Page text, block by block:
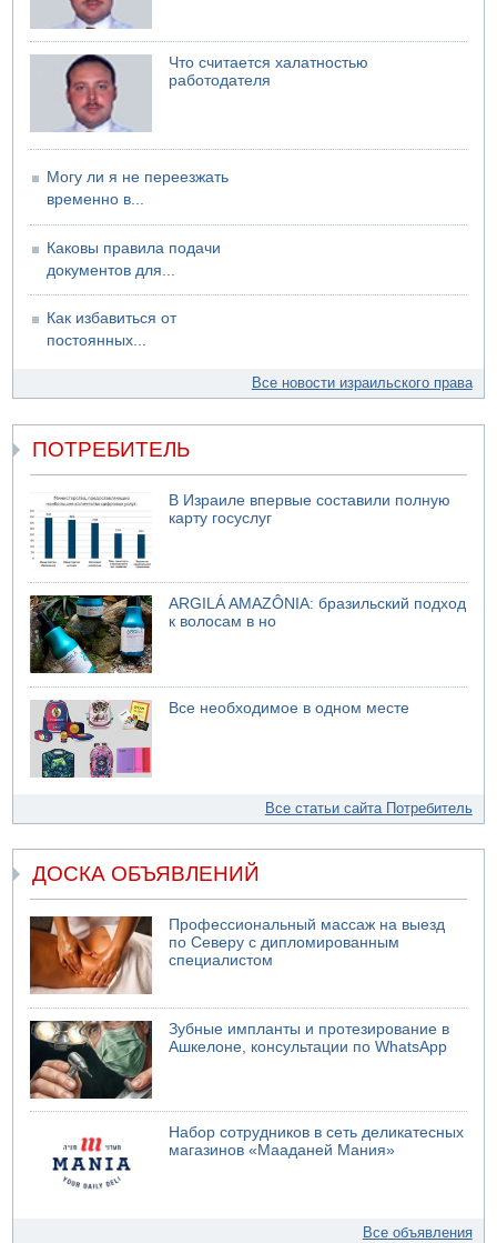
06.08.2026 13:13
Арестованы двое подозреваемых в стрельбе по
электрической компании
06.08.2026 13:07
Возле Кирьят-Арбы пожар на местности
Что считается халатностью
работодателя
Могу ли я не переезжать
временно в...
Каковы правила подачи
документов для...
Как избавиться от
постоянных...
Все новости израильского права
ПОТРЕБИТЕЛЬ
В Израиле впервые составили полную
карту госуслуг
ARGILÁ AMAZÔNIA: бразильский подход
к волосам в но
Все необходимое в одном месте
Все статьи сайта Потребитель
ДОСКА ОБЪЯВЛЕНИЙ
Профессиональный массаж на выезд
по Северу с дипломированным
специалистом
Зубные импланты и протезирование в
Ашкелоне, консультации по WhatsApp
Набор сотрудников в сеть деликатесных
магазинов «Мааданей Мания»
Все объявления